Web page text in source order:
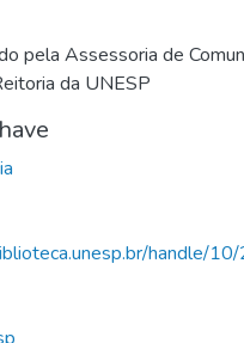
pela Assessoria de
da UNESP
handle/